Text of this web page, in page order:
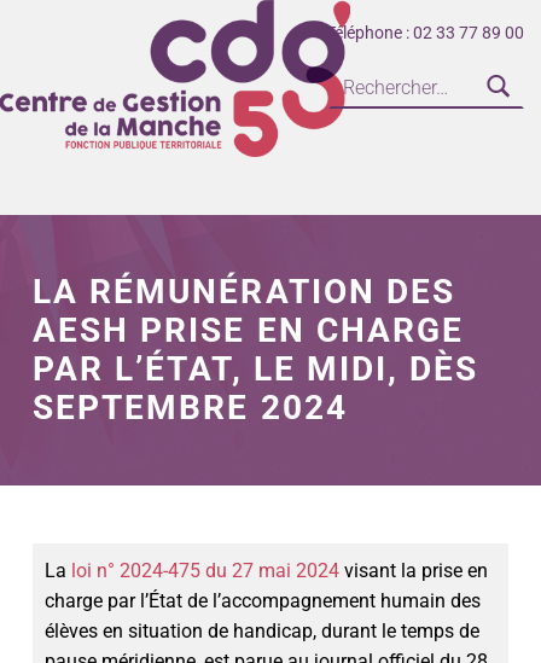
Téléphone : 02 33 77 89 00
LA RÉMUNÉRATION DES
AESH PRISE EN CHARGE
PAR L’ÉTAT, LE MIDI, DÈS
SEPTEMBRE 2024
La loi n° 2024-475 du 27 mai 2024visant la prise en
charge par l’État de l’accompagnement humain des
élèves en situation de handicap, durant le temps de